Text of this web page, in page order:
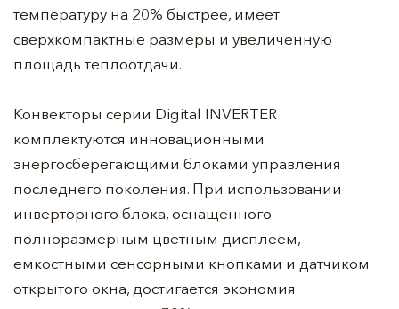
температуру на 20% быстрее, имеет
сверхкомпактные размеры и увеличенную
площадь теплоотдачи.
Конвекторы серии Digital INVERTER
комплектуются инновационными
энергосберегающими блоками управления
последнего поколения. При использовании
инверторного блока, оснащенного
полноразмерным цветным дисплеем,
емкостными сенсорными кнопками и датчиком
открытого окна, достигается экономия